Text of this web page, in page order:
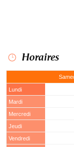
Horaires
Lundi
Mardi
Mercredi
Jeudi
Vendredi